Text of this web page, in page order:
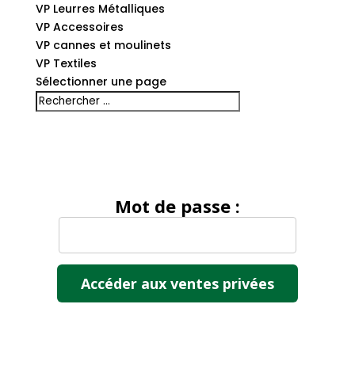
VP Leurres Métalliques
VP Accessoires
VP cannes et moulinets
VP Textiles
Sélectionner une page
Mot de passe :